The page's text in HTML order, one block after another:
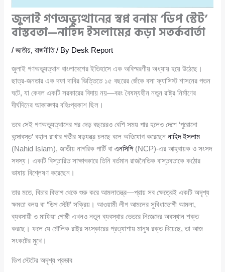
জুলাই গণঅভ্যুত্থানের স্বপ্ন বনাম ‘ডিপ স্টেট’
বাস্তবতা—নাহিদ ইসলামের কড়া সতর্কবার্তা
/জাতীয়,রাজনীতি/ By Desk Report
জুলাই গণঅভ্যুত্থান বাংলাদেশের ইতিহাসে এক অবিস্মরণীয় অধ্যায় হয়ে উঠেছে।
ছাত্র-জনতার এক দফা দাবির ভিত্তিতে ১৫ বছরের জেঁকে বসা ফ্যাসিস্ট শাসনের পতন
ঘটে, যা কেবল একটি সরকারের বিদায় নয়—বরং বৈষম্যহীন নতুন রাষ্ট্র নির্মাণের
দীর্ঘদিনের আকাঙ্ক্ষার বহিঃপ্রকাশ ছিল।
তবে সেই গণঅভ্যুত্থানের পর দেড় বছরেরও বেশি সময় পার হলেও দেশে ‘পুরোনো
বন্দোবস্ত’ বহাল রাখার গভীর ষড়যন্ত্র চলছে বলে অভিযোগ করেছেননাহিদ ইসলাম
(Nahid Islam), জাতীয় নাগরিক পার্টি বাএনসিপি(NCP)-এর আহ্বায়ক ও সংসদ
সদস্য। একটি বিস্তারিত সাক্ষাৎকারে তিনি বর্তমান রাজনৈতিক বাস্তবতাকে কঠোর
ভাষায় বিশ্লেষণ করেছেন।
তার মতে, বিচার বিভাগ থেকে শুরু করে আমলাতন্ত্র—প্রায় সব ক্ষেত্রেই একটি অদৃশ্য
ক্ষমতা বলয় বা ‘ডিপ স্টেট’ সক্রিয়। আওয়ামী লীগ আমলের সুবিধাভোগী আমলা,
ব্যবসায়ী ও মাফিয়া গোষ্ঠী এখনও নতুন ব্যবস্থার ভেতরে নিজেদের অবস্থান শক্ত
করছে। ফলে যে মৌলিক রাষ্ট্র সংস্কারের প্রত্যাশায় মানুষ রক্ত দিয়েছে, তা আজ
সংকটের মুখে।
ডিপ স্টেটের অদৃশ্য প্রভাব